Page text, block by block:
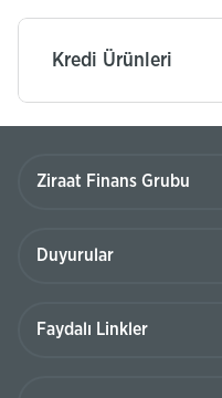
Kredi Ürünleri